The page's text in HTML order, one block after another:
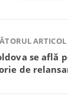
ARTICOL
se află
de